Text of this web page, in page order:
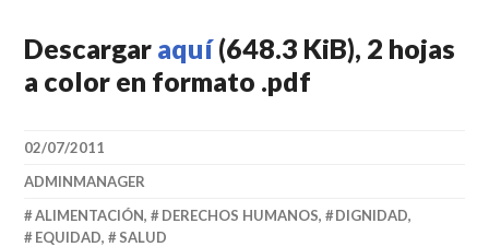
Descargar aquí(648.3 KiB), 2 hojas
a color en formato .pdf
02/07/2011
ADMINMANAGER
ALIMENTACIÓN, DERECHOS HUMANOS, DIGNIDAD,
EQUIDAD, SALUD